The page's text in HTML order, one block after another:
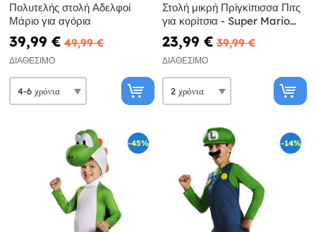
Πολυτελής στολή Αδελφοί
Μάριο για αγόρια
39,99 € 49,99 €
ΔΙΑΘΈΣΙΜΟ
Στολή μικρή Πρίγκίπισσα Πιτς
για κορίτσια - Super Mario
Bros
23,99 € 39,99 €
ΔΙΑΘΈΣΙΜΟ
-45% -14%